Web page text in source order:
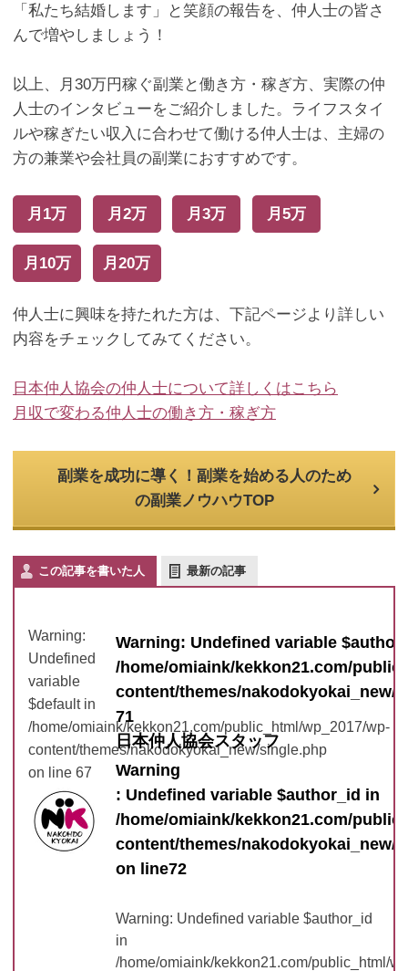
「私たち結婚します」と笑顔の報告を、仲人士の皆さ
んで増やしましょう！
以上、月30万円稼ぐ副業と働き方・稼ぎ方、実際の仲
人士のインタビューをご紹介しました。ライフスタイ
ルや稼ぎたい収入に合わせて働ける仲人士は、主婦の
方の兼業や会社員の副業におすすめです。
月1万 月2万 月3万 月5万
月10万 月20万
仲人士に興味を持たれた方は、下記ページより詳しい
内容をチェックしてみてください。
日本仲人協会の仲人士について詳しくはこちら
月収で変わる仲人士の働き方・稼ぎ方
副業を成功に導く！副業を始める人のため
の副業ノウハウTOP
この記事を書いた人 最新の記事
Warning:
Undefined
variable
$default in
/home/omiaink/kekkon21.com/public_html/wp_2017/wp-
content/themes/nakodokyokai_new/single.php
on line 67
Warning: Undefined variable
/home/omiaink/kekkon21.com/
content/themes/nakodokyokai_new/
71
日本仲人協会スタッフ
Warning
: Undefined variable $author_id in
/home/omiaink/kekkon21.com/
content/themes/nakodokyokai_new/
on line72
Warning: Undefined variable $author_id
in
/home/omiaink/kekkon21.com/public_html/